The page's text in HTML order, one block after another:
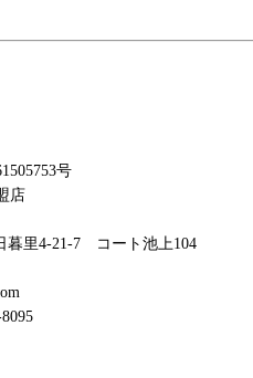
号
店
暮里4-21-7 コート池上104